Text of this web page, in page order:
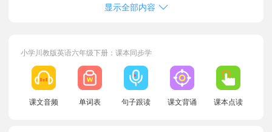
显示全部内容
小学川教版英语六年级下册：课本同步学
课文音频 单词表 句子跟读 课文背诵 课本点读
小宝718106
正在学习
川教版四年级下册Unit 1 Different Jobs课文朗读
小宝228660
正在学习 川教版四年级上册Vocabulary课文朗读